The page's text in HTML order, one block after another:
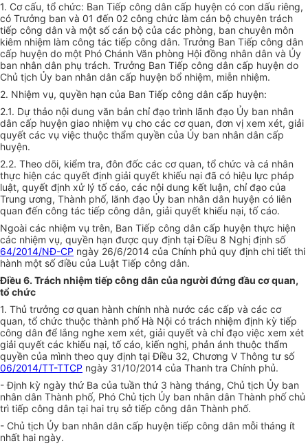
1. Cơ cấu, tổ chức: Ban Tiếp công dân cấp huyện có con dấu riêng,
có Trưởng ban và 01 đến 02 công chức làm cán bộ chuyên trách
tiếp công dân và một số cán bộ của các phòng, ban chuyên môn
kiêm nhiệm làm công tác tiếp công dân. Trưởng Ban Tiếp công dân
cấp huyện do một Phó Chánh Văn phòng Hội đồng nhân dân và Ủy
ban nhân dân phụ trách. Trưởng Ban Tiếp công dân cấp huyện do
Chủ tịch Ủy ban nhân dân cấp huyện bổ nhiệm, miễn nhiệm.
2. Nhiệm vụ, quyền hạn của Ban Tiếp công dân cấp huyện:
2.1. Dự thảo nội dung văn bản chỉ đạo trình lãnh đạo Ủy ban nhân
dân cấp huyện giao nhiệm vụ cho các cơ quan, đơn vị xem xét, giải
quyết các vụ việc thuộc thẩm quyền của Ủy ban nhân dân cấp
huyện.
2.2. Theo dõi, kiểm tra, đôn đốc các cơ quan, tổ chức và cá nhân
thực hiện các quyết định giải quyết khiếu nại đã có hiệu lực pháp
luật, quyết định xử lý tố cáo, các nội dung kết luận, chỉ đạo của
Trung ương, Thành phố, lãnh đạo Ủy ban nhân dân huyện có liên
quan đến công tác tiếp công dân, giải quyết khiếu nại, tố cáo.
Ngoài các nhiệm vụ trên, Ban Tiếp công dân cấp huyện thực hiện
các nhiệm vụ, quyền hạn được quy định tại Điều 8 Nghị định số
64/2014/NĐ-CP ngày 26/6/2014 của Chính phủ quy định chi tiết thi
hành một số điều của Luật Tiếp công dân.
Điều 6. Trách nhiệm tiếp công dân của người đứng đầu cơ quan,
tổ chức
1. Thủ trưởng cơ quan hành chính nhà nước các cấp và các cơ
quan, tổ chức thuộc thành phố Hà Nội có trách nhiệm định kỳ tiếp
công dân để lắng nghe xem xét, giải quyết và chỉ đạo việc xem xét
giải quyết các khiếu nại, tố cáo, kiến nghị, phản ánh thuộc thẩm
quyền của mình theo quy định tại Điều 32, Chương V Thông tư số
06/2014/TT-TTCP ngày 31/10/2014 của Thanh tra Chính phủ.
- Định kỳ ngày thứ Ba của tuần thứ 3 hàng tháng, Chủ tịch Ủy ban
nhân dân Thành phố, Phó Chủ tịch Ủy ban nhân dân Thành phố chủ
trì tiếp công dân tại hai trụ sở tiếp công dân Thành phố.
- Chủ tịch Ủy ban nhân dân cấp huyện tiếp công dân mỗi tháng ít
nhất hai ngày.